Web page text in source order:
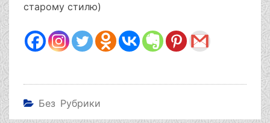
старому стилю)
Без Рубрики